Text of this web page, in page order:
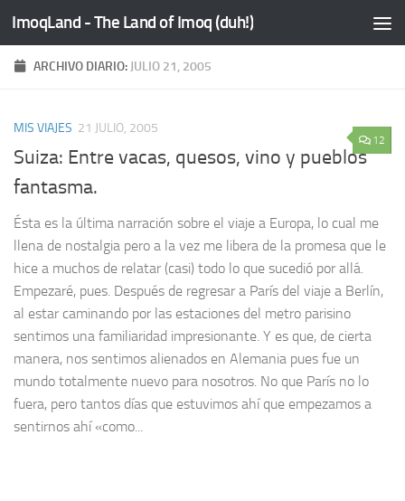
Saltar al contenido
ImoqLand - The Land of Imoq (duh!)
ARCHIVO DIARIO: JULIO 21, 2005
12
MIS VIAJES 21 JULIO, 2005
Suiza: Entre vacas, quesos, vino y pueblos
fantasma.
Ésta es la última narración sobre el viaje a Europa, lo cual me
llena de nostalgia pero a la vez me libera de la promesa que le
hice a muchos de relatar (casi) todo lo que sucedió por allá.
Empezaré, pues. Después de regresar a París del viaje a Berlín,
al estar caminando por las estaciones del metro parisino
sentimos una familiaridad impresionante. Y es que, de cierta
manera, nos sentimos alienados en Alemania pues fue un
mundo totalmente nuevo para nosotros. No que París no lo
fuera, pero tantos días que estuvimos ahí que empezamos a
sentirnos ahí «como...